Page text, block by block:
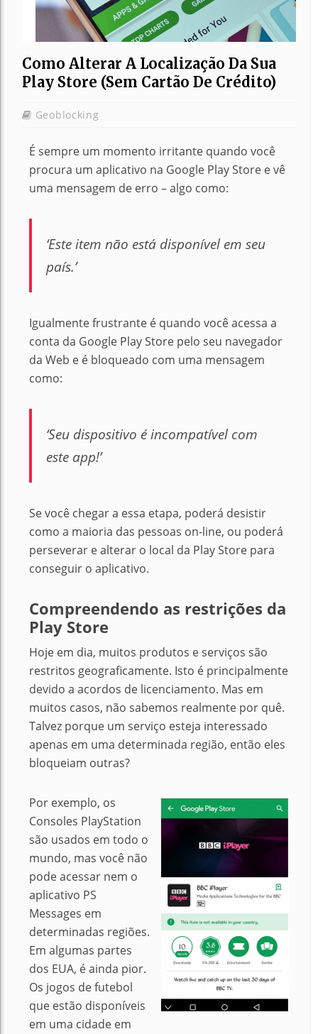
Como Alterar A Localização Da Sua
Play Store (sem Cartão De Crédito)
Geoblocking
É sempre um momento irritante quando você
procura um aplicativo na Google Play Store e vê
uma mensagem de erro – algo como:
‘Este item não está disponível em seu
país.’
Igualmente frustrante é quando você acessa a
conta da Google Play Store pelo seu navegador
da Web e é bloqueado com uma mensagem
como:
‘Seu dispositivo é incompatível com
este app!’
Se você chegar a essa etapa, poderá desistir
como a maioria das pessoas on-line, ou poderá
perseverar e alterar o local da Play Store para
conseguir o aplicativo.
Compreendendo as restrições da
Play Store
Hoje em dia, muitos produtos e serviços são
restritos geograficamente. Isto é principalmente
devido a acordos de licenciamento. Mas em
muitos casos, não sabemos realmente por quê.
Talvez porque um serviço esteja interessado
apenas em uma determinada região, então eles
bloqueiam outras?
Por exemplo, os
Consoles PlayStation
são usados ​​em todo o
mundo, mas você não
pode acessar nem o
aplicativo PS
Messages em
determinadas regiões.
Em algumas partes
dos EUA, é ainda pior.
Os jogos de futebol
que estão disponíveis
em uma cidade em